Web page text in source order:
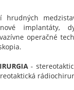
implantáty,
operačné
-